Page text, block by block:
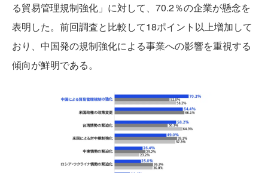
る貿易管理規制強化」に対して、70.2％の企業が懸念を
表明した。前回調査と比較して18ポイント以上増加して
おり、中国発の規制強化による事業への影響を重視する
傾向が鮮明である。